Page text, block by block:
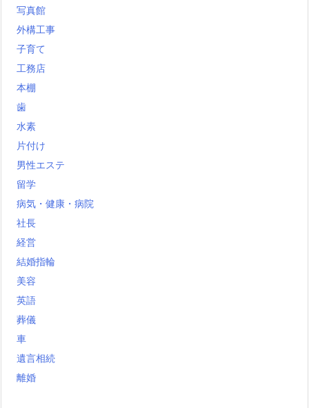
写真館
外構工事
子育て
工務店
本棚
歯
水素
片付け
男性エステ
留学
病気・健康・病院
社長
経営
結婚指輪
美容
英語
葬儀
車
遺言相続
離婚